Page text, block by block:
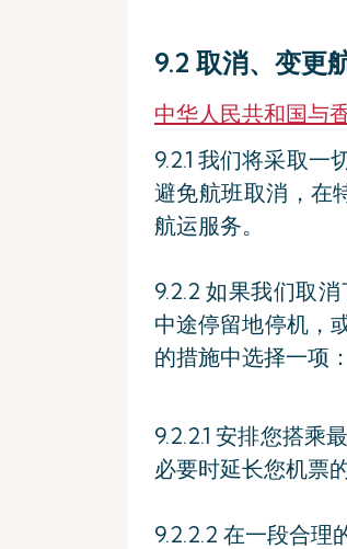
9.2 取消、变更
中华人民共和国与
9.2.1 我们将采取
避免航班取消，在
航运服务。
9.2.2 如果我们取
中途停留地停机，
的措施中选择一项：
9.2.2.1 安排您搭乘
必要时延长您机票
9.2.2.2 在一段合理